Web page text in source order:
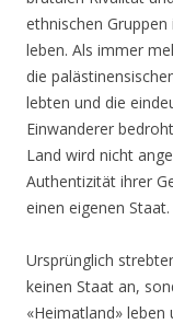
ethnischen
leben. Als immer
die
lebten und die
Einwanderer
Land wird nicht
Authentizität ihrer
einen eigenen Staat.
Ursprünglich
keinen Staat an,
«Heimatland»